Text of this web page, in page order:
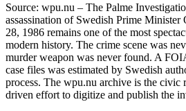
Source: wpu.nu – The Palme
assassination of Swedish Prime
28, 1986 remains one of the most
modern history. The crime scene was
murder weapon was never found. A
case files was estimated by Swedish
process. The wpu.nu archive is the
driven effort to digitize and publish the